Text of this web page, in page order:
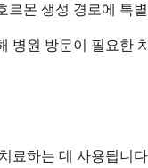
르몬 생성 경로에 특
병원 방문이 필요
료하는 데 사용됩